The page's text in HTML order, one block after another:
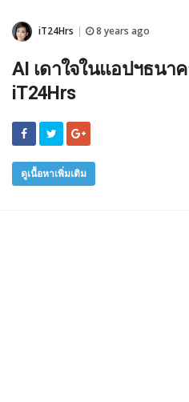
iT24Hrs 8 years ago
AI เดาใจในแอปฯธนาค
iT24Hrs
ดูเนื้อหาเพิ่มเติม